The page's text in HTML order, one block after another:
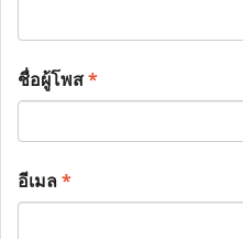
ชื่อผู้โพส*
อีเมล*